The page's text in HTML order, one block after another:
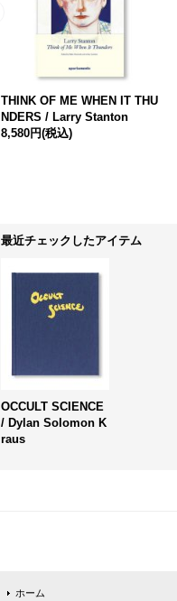
THINK OF ME WHEN IT THU
NDERS / Larry Stanton
8,580円(税込)
最近チェックしたアイテム
OCCULT SCIENCE
/ Dylan Solomon K
raus
ホーム